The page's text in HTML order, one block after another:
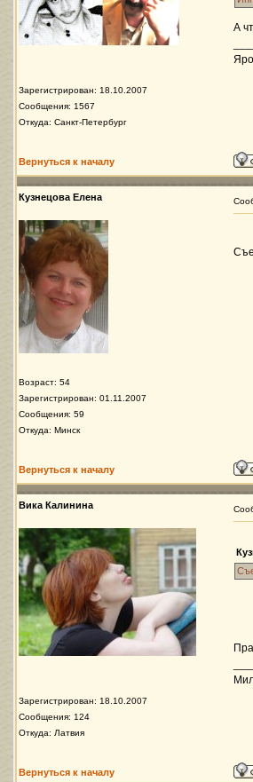
Зарегистрирован: 18.10.2007
Сообщения: 1567
Откуда: Санкт-Петербург
А
Вернуться к началу
Кузнецова Елена
Возраст: 54
Зарегистрирован: 01.11.2007
Сообщения: 59
Откуда: Минск
Вернуться к началу
Вика Калинина
Зарегистрирован: 18.10.2007
Сообщения: 124
Откуда: Латвия
Вернуться к началу